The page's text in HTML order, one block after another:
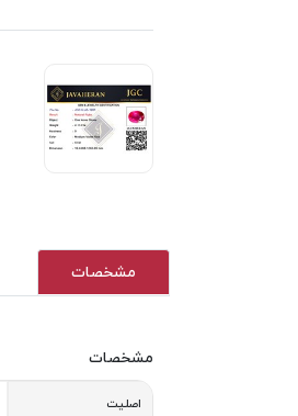
مشخصات
مشخصات
اصلیت